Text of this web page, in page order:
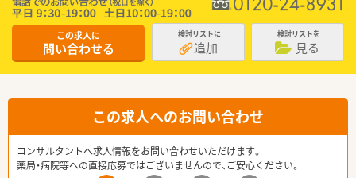
この求人に
問い合わせる
検討リストに
追加
検討リストを
見る
この求人へのお問い合わせ
コンサルタントへ求人情報をお問い合わせいただけます。
薬局・病院等への直接応募ではございませんので、ご安心ください。